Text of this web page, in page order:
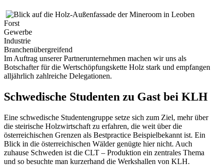
Forst
Gewerbe
Industrie
Branchenübergreifend
Im Auftrag unserer Partnerunternehmen machen wir uns als
Botschafter für die Wertschöpfungskette Holz stark und empfangen
alljährlich zahlreiche Delegationen.
Schwedische Studenten zu Gast bei KLH
Eine schwedische Studentengruppe setze sich zum Ziel, mehr über
die steirische Holzwirtschaft zu erfahren, die weit über die
österreichischen Grenzen als Bestpractice Beispielbekannt ist. Ein
Blick in die österreichischen Wälder genügte hier nicht. Auch
zuhause Schweden ist die CLT – Produktion ein zentrales Thema
und so besuchte man kurzerhand die Werkshallen von KLH.